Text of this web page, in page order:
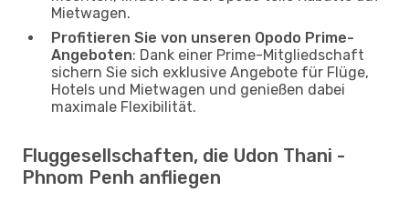
Mietwagen.
Profitieren Sie von unseren Opodo Prime-
Angeboten: Dank einer Prime-Mitgliedschaft
sichern Sie sich exklusive Angebote für Flüge,
Hotels und Mietwagen und genießen dabei
maximale Flexibilität.
Fluggesellschaften, die Udon Thani -
Phnom Penh anfliegen